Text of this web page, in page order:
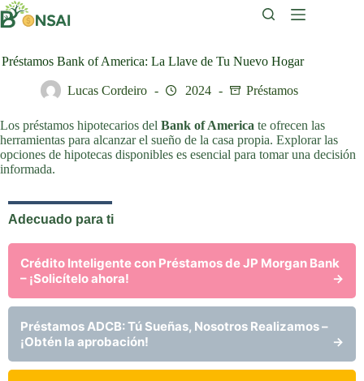
Saltar
al
Préstamos Bank of America: La Llave de Tu Nuevo Hogar
Lucas Cordeiro 2024 Préstamos
Los préstamos hipotecarios del Bank of America te ofrecen las
herramientas para alcanzar el sueño de la casa propia. Explorar las
opciones de hipotecas disponibles es esencial para tomar una decisión
informada.
Adecuado para ti
Crédito Inteligente con Préstamos de JP Morgan Bank
– ¡Solicítelo ahora!
→
Préstamos ADCB: Tú Sueñas, Nosotros Realizamos –
¡Obtén la aprobación!
→